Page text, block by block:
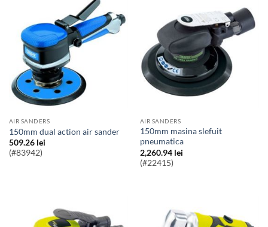
AIR SANDERS
150mm dual action air sander
509.26 lei
(#83942)
AIR SANDERS
150mm masina slefuit
pneumatica
2,260.94 lei
(#22415)